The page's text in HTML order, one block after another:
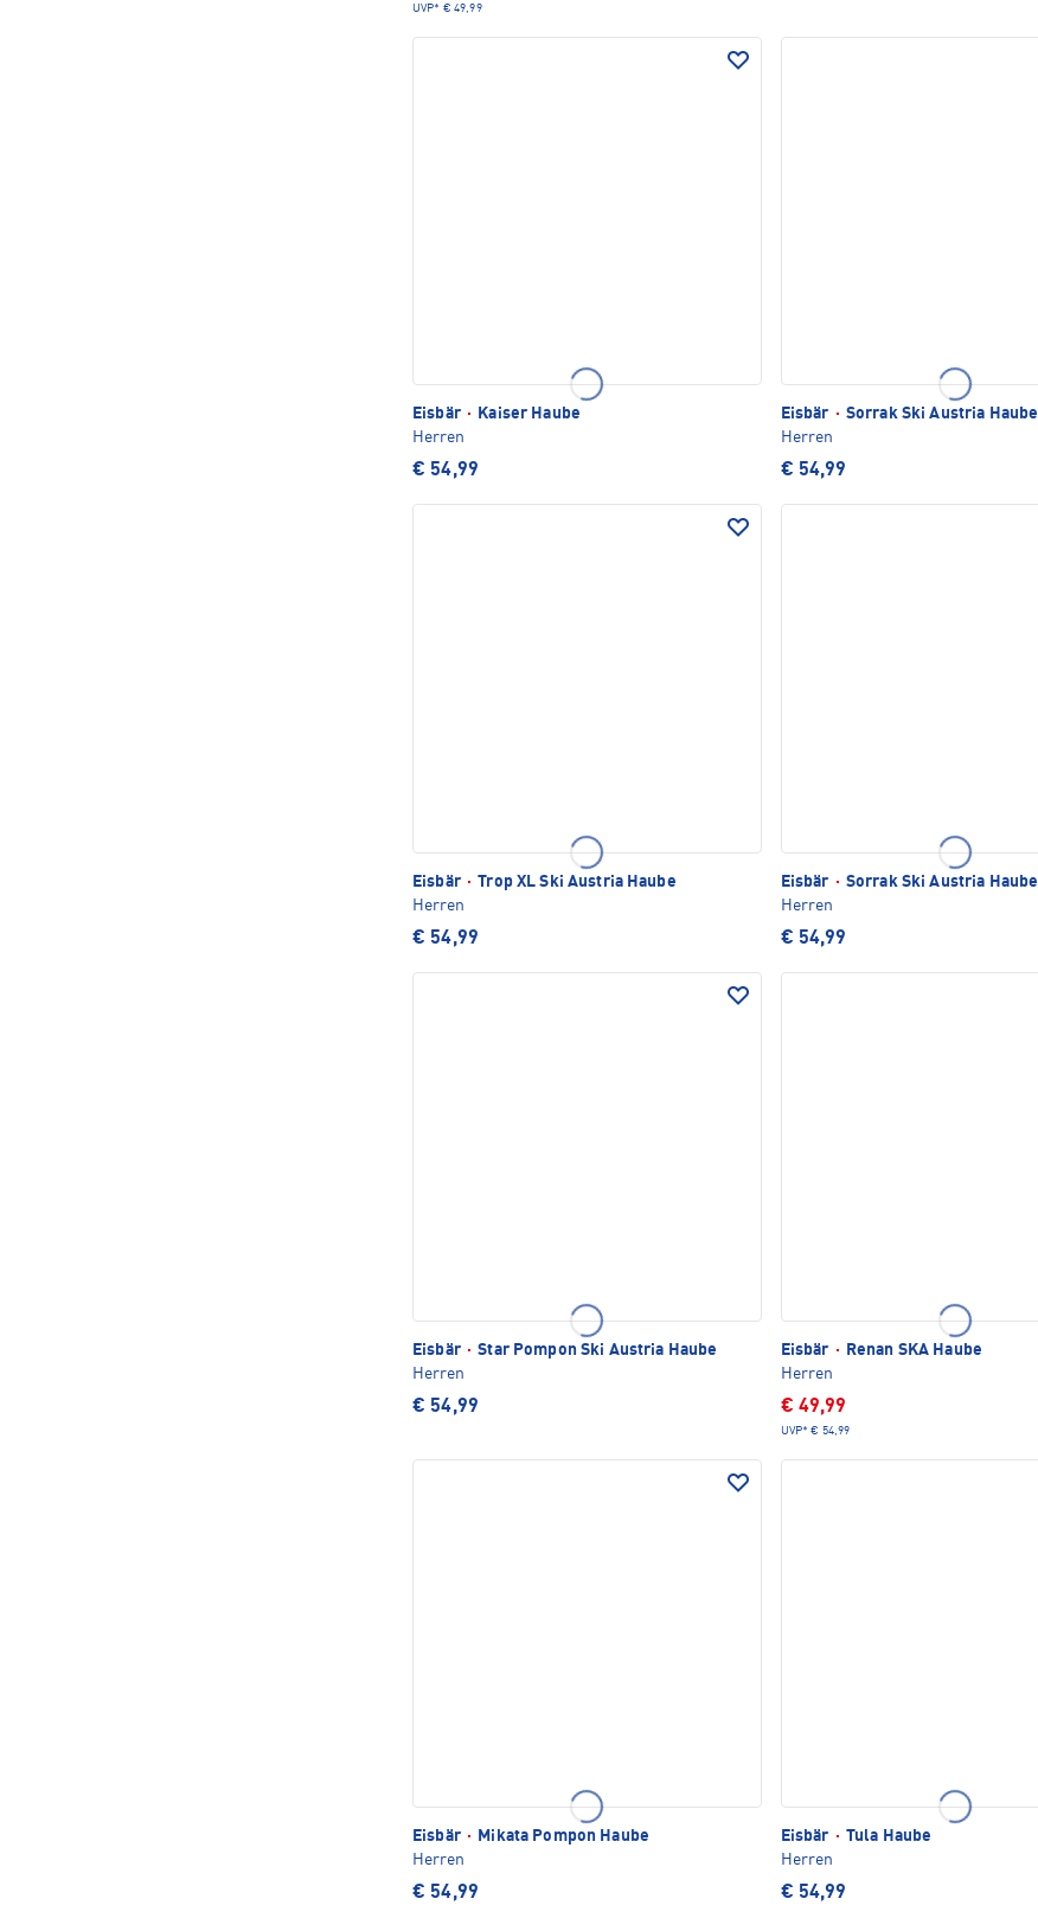
UVP* € 49,99
Eisbär ·
Kaiser Haube
Herren
€ 54,99
Eisbär · Sorrak Ski Austria Haube
Herren
€ 54,99
Eisbär · Trop XL Ski Austria Haube
Herren
€ 54,99
Eisbär · Sorrak Ski Austria Haube
Herren
€ 54,99
Eisbär · Star Pompon Ski Austria Haube
Herren
€ 54,99
Eisbär ·
Renan SKA Haube
Herren
€ 49,99
UVP* € 54,99
Eisbär ·
Mikata Pompon Haube
Herren
€ 54,99
Eisbär · Tula Haube
Herren
€ 54,99